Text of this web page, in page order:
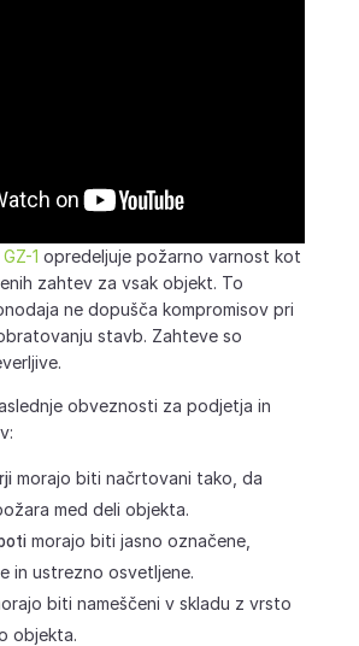
1 opredeljuje požarno varnost kot
zahtev za vsak objekt. To
ne dopušča kompromisov pri
stavb. Zahteve so
obveznosti za podjetja in
morajo biti načrtovani tako, da
med deli objekta.
morajo biti jasno označene,
in ustrezno osvetljene.
biti nameščeni v skladu z vrsto
objekta.